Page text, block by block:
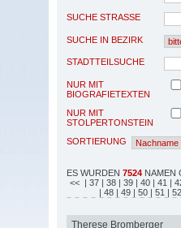
SUCHE STRASSE
SUCHE IN BEZIRK
STADTTEILSUCHE
NUR MIT
BIOGRAFIETEXTEN
NUR MIT
STOLPERTONSTEIN
SORTIERUNG
ES WURDEN 7524 NAMEN
<< | 37 | 38 | 39 | 40 | 41 |
| 48 | 49 | 50 | 51 | 52
Therese Bromberger